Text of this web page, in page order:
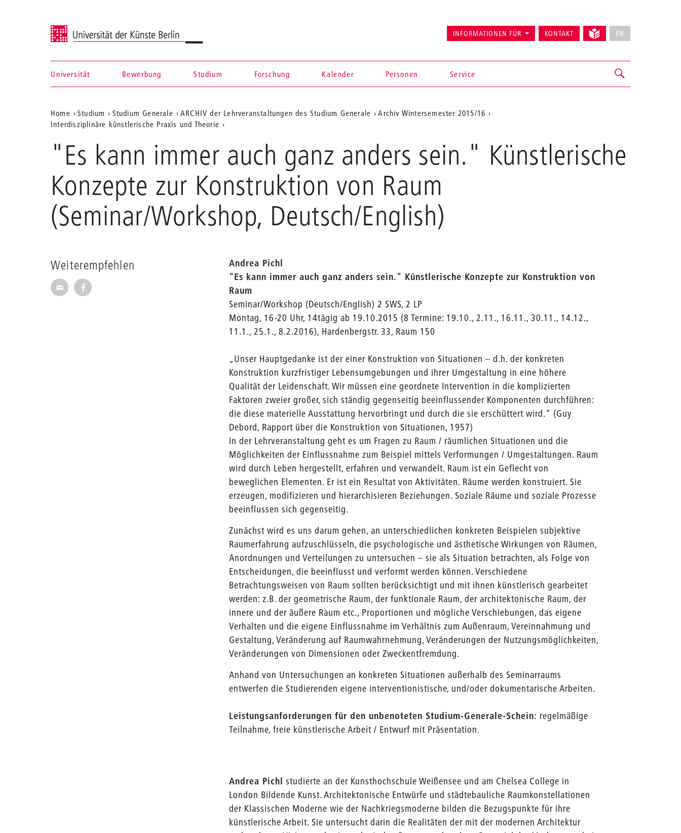
Universität der Künste Berlin
Navigation &
Suche
Universität Bewerbung Studium Forschung Kalender Personen Service
INFORMATIONEN FÜR KONTAKT EN
Aktuelle
Position
auf
Webseite
Home Studium Studium Generale ARCHIV der Lehrveranstaltungen des Studium Generale
Archiv Wintersemester 2015/16
Interdisziplinäre künstlerische Praxis und Theorie
"Es kann immer auch ganz anders sein." Künstlerische
Konzepte zur Konstruktion von Raum
(Seminar/Workshop, Deutsch/English)
Weiterempfehlen
Seite per E-Mail weiterempfehlen
Seite auf Facebook weiterempfehlen
Andrea Pichl
"Es kann immer auch ganz anders sein." Künstlerische Konzepte zur Konstruktion von
Raum
Seminar/Workshop (Deutsch/English) 2 SWS, 2 LP
Montag, 16-20 Uhr, 14tägig ab 19.10.2015 (8 Termine: 19.10., 2.11., 16.11., 30.11., 14.12.,
11.1., 25.1., 8.2.2016), Hardenbergstr. 33, Raum 150
„Unser Hauptgedanke ist der einer Konstruktion von Situationen – d.h. der konkreten
Konstruktion kurzfristiger Lebensumgebungen und ihrer Umgestaltung in eine höhere
Qualität der Leidenschaft. Wir müssen eine geordnete Intervention in die komplizierten
Faktoren zweier großer, sich ständig gegenseitig beeinflussender Komponenten durchführen:
die diese materielle Ausstattung hervorbringt und durch die sie erschüttert wird.“ (Guy
Debord, Rapport über die Konstruktion von Situationen, 1957)
In der Lehrveranstaltung geht es um Fragen zu Raum / räumlichen Situationen und die
Möglichkeiten der Einflussnahme zum Beispiel mittels Verformungen / Umgestaltungen. Raum
wird durch Leben hergestellt, erfahren und verwandelt. Raum ist ein Geflecht von
beweglichen Elementen. Er ist ein Resultat von Aktivitäten. Räume werden konstruiert. Sie
erzeugen, modifizieren und hierarchisieren Beziehungen. Soziale Räume und soziale Prozesse
beeinflussen sich gegenseitig.
Zunächst wird es uns darum gehen, an unterschiedlichen konkreten Beispielen subjektive
Raumerfahrung aufzuschlüsseln, die psychologische und ästhetische Wirkungen von Räumen,
Anordnungen und Verteilungen zu untersuchen – sie als Situation betrachten, als Folge von
Entscheidungen, die beeinflusst und verformt werden können. Verschiedene
Betrachtungsweisen von Raum sollten berücksichtigt und mit ihnen künstlerisch gearbeitet
werden: z.B. der geometrische Raum, der funktionale Raum, der architektonische Raum, der
innere und der äußere Raum etc., Proportionen und mögliche Verschiebungen, das eigene
Verhalten und die eigene Einflussnahme im Verhältnis zum Außenraum, Vereinnahmung und
Gestaltung, Veränderung auf Raumwahrnehmung, Veränderungen der Nutzungsmöglichkeiten,
Veränderungen von Dimensionen oder Zweckentfremdung.
Anhand von Untersuchungen an konkreten Situationen außerhalb des Seminarraums
entwerfen die Studierenden eigene interventionistische, und/oder dokumentarische Arbeiten.
Leistungsanforderungen für den unbenoteten Studium-Generale-Schein: regelmäßige
Teilnahme, freie künstlerische Arbeit / Entwurf mit Präsentation.
Andrea Pichl studierte an der Kunsthochschule Weißensee und am Chelsea College in
London Bildende Kunst. Architektonische Entwürfe und städtebauliche Raumkonstellationen
der Klassischen Moderne wie der Nachkriegsmoderne bilden die Bezugspunkte für ihre
künstlerische Arbeit. Sie untersucht darin die Realitäten der mit der modernen Architektur